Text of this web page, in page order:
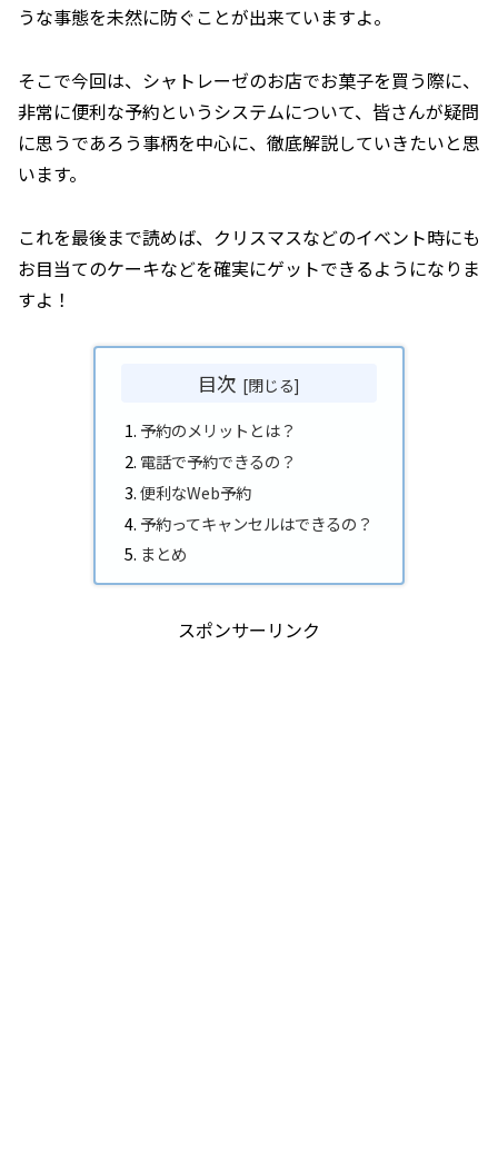
うな事態を未然に防ぐことが出来ていますよ。
そこで今回は、シャトレーゼのお店でお菓子を買う際に、
非常に便利な予約というシステムについて、皆さんが疑問
に思うであろう事柄を中心に、徹底解説していきたいと思
います。
これを最後まで読めば、クリスマスなどのイベント時にも
お目当てのケーキなどを確実にゲットできるようになりま
すよ！
目次
予約のメリットとは？
電話で予約できるの？
便利なWeb予約
予約ってキャンセルはできるの？
まとめ
スポンサーリンク